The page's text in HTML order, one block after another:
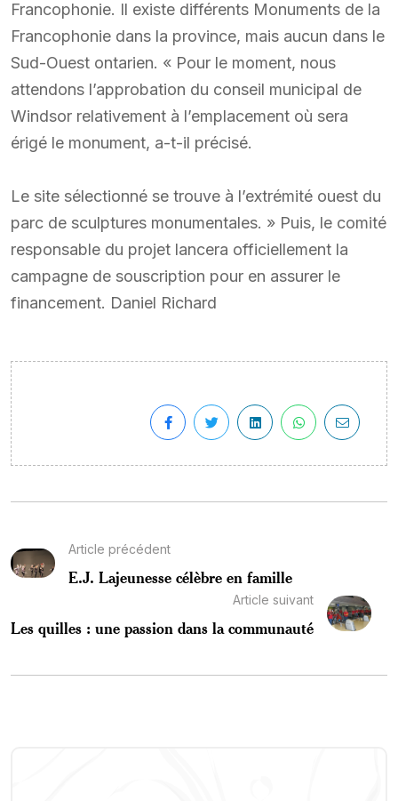
Francophonie. Il existe différents Monuments de la
Francophonie dans la province, mais aucun dans le
Sud-Ouest ontarien. « Pour le moment, nous
attendons l’approbation du conseil municipal de
Windsor relativement à l’emplacement où sera
érigé le monument, a-t-il précisé.
Le site sélectionné se trouve à l’extrémité ouest du
parc de sculptures monumentales. » Puis, le comité
responsable du projet lancera officiellement la
campagne de souscription pour en assurer le
financement. Daniel Richard
Article précédent
E.J. Lajeunesse célèbre en famille
Article suivant
Les quilles : une passion dans la communauté